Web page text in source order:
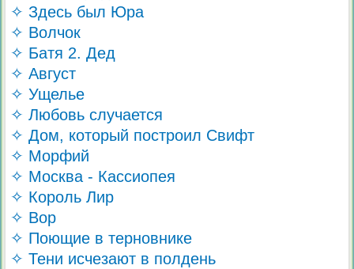
✧ Здесь был Юра
✧ Волчок
✧ Батя 2. Дед
✧ Август
✧ Ущелье
✧ Любовь случается
✧ Дом, который построил Свифт
✧ Морфий
✧ Москва - Кассиопея
✧ Король Лир
✧ Вор
✧ Поющие в терновнике
✧ Тени исчезают в полдень